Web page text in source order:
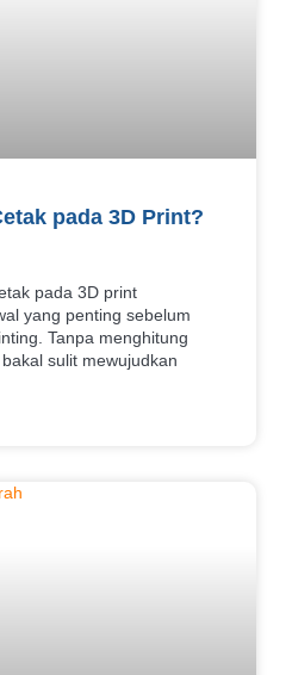
pada 3D Print?
pada 3D print
yang penting sebelum
Tanpa menghitung
sulit mewujudkan